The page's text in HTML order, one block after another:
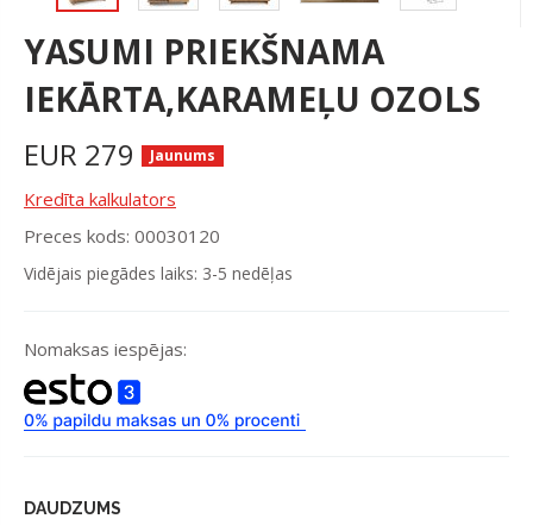
YASUMI PRIEKŠNAMA
IEKĀRTA,KARAMEĻU OZOLS
EUR 279 Jaunums
Kredīta kalkulators
Preces kods: 00030120
Vidējais piegādes laiks: 3-5 nedēļas
Nomaksas iespējas:
DAUDZUMS